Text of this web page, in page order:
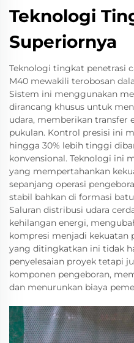
Teknologi
Superiornya
Teknologi tingkat penetrasi
M40 mewakili terobosan
Sistem ini menggunakan
dirancang khusus untuk
udara, memberikan transfer
pukulan. Kontrol presisi ini
hingga 30% lebih tinggi
konvensional. Teknologi ini
yang mempertahankan
sepanjang operasi
stabil bahkan di formasi
Saluran distribusi udara
kehilangan energi,
kompresi menjadi kekuatan
yang ditingkatkan ini tidak
penyelesaian proyek tetapi
komponen pengeboran,
dan menurunkan biaya